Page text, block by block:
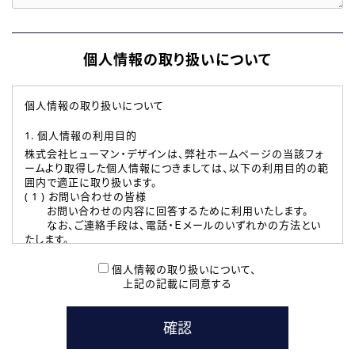
個人情報の取り扱いについて
個人情報の取り扱いについて
1. 個人情報の利用目的
株式会社ヒューマン・デザインは、弊社ホームページの当該フォ
ームより取得した個人情報につきましては、以下の利用目的の範
囲内で適正に取り扱います。
( 1 ) お問い合わせの皆様
お問い合わせの内容に回答するために利用いたします。
なお、ご連絡手段は、電話・Ｅメールのいずれかの方法とい
たします。
本登録に関するご連絡および本登録時の参考情報として利
たします。
( 3 ) スタッフ派遣を検討されている企業の皆様
お問い合わせの内容に回答するために利用いたします。
なお、ご連絡手段は、電話・Ｅメールのいずれかの方法とい
個人情報の取り扱いについて、
上記の記載に同意する